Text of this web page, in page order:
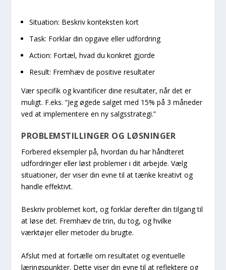
Situation: Beskriv konteksten kort
Task: Forklar din opgave eller udfordring
Action: Fortæl, hvad du konkret gjorde
Result: Fremhæv de positive resultater
Vær specifik og kvantificer dine resultater, når det er
muligt. F.eks. “Jeg øgede salget med 15% på 3 måneder
ved at implementere en ny salgsstrategi.”
PROBLEMSTILLINGER OG LØSNINGER
Forbered eksempler på, hvordan du har håndteret
udfordringer eller løst problemer i dit arbejde. Vælg
situationer, der viser din evne til at tænke kreativt og
handle effektivt.
Beskriv problemet kort, og forklar derefter din tilgang til
at løse det. Fremhæv de trin, du tog, og hvilke
værktøjer eller metoder du brugte.
Afslut med at fortælle om resultatet og eventuelle
læringspunkter. Dette viser din evne til at reflektere og